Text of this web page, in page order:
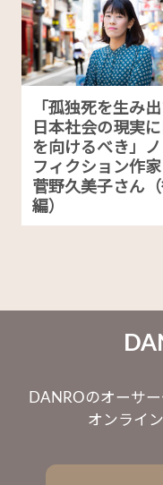
「孤独死を生み
日本社会の現実
を向けるべき」
フィクション作家
菅野久美子さん
編）
DANROのオーサ
オンライ